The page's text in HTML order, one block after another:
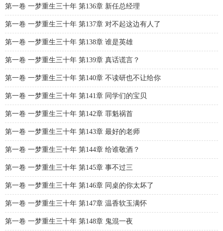
第一卷 一梦重生三十年 第136章 新任总经理
第一卷 一梦重生三十年 第137章 对不起这边有人了
第一卷 一梦重生三十年 第138章 谁是英雄
第一卷 一梦重生三十年 第139章 真话谎言？
第一卷 一梦重生三十年 第140章 不读研也不让给你
第一卷 一梦重生三十年 第141章 同学们的宝贝
第一卷 一梦重生三十年 第142章 罪魁祸首
第一卷 一梦重生三十年 第143章 最好的老师
第一卷 一梦重生三十年 第144章 给谁敬酒？
第一卷 一梦重生三十年 第145章 事不过三
第一卷 一梦重生三十年 第146章 同桌的你太坏了
第一卷 一梦重生三十年 第147章 温香软玉满怀
第一卷 一梦重生三十年 第148章 鬼混一夜